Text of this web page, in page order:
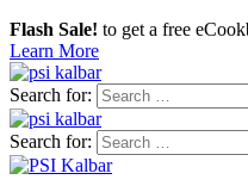
Flash Sale! to get a free
Learn More
Search for:
Search for: